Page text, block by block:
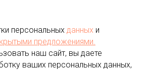
персональных данных и
предложениями.
наш сайт, вы даете
ваших персональных данных,